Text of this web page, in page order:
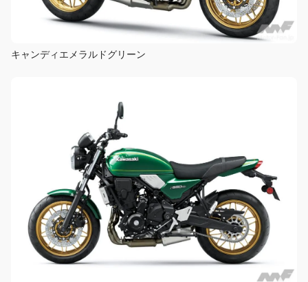
キャンディエメラルドグリーン